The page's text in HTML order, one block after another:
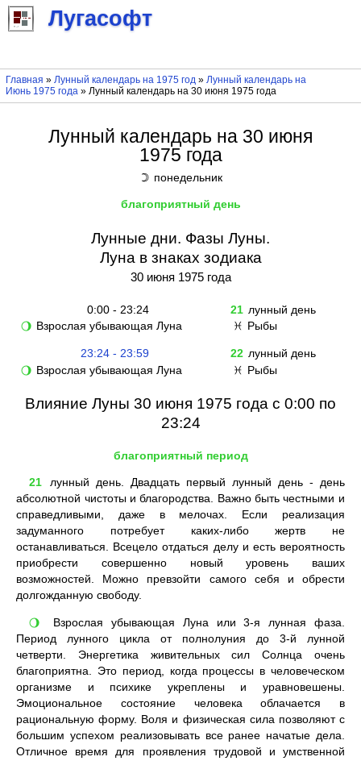
Лугасофт
Главная » Лунный календарь на 1975 год» Лунный календарь на
Июнь 1975 года» Лунный календарь на 30 июня 1975 года
Лунный календарь на 30 июня
1975 года
☽ понедельник
благоприятный день
Лунные дни. Фазы Луны.
Луна в знаках зодиака
30 июня 1975 года
0:00 - 23:24 21 лунный день
🌖 Взрослая убывающая Луна ♓ Рыбы
23:24 - 23:59 22 лунный день
🌖 Взрослая убывающая Луна ♓ Рыбы
Влияние Луны 30 июня 1975 года с 0:00 по
23:24
благоприятный период
21
лунный день. Двадцать первый лунный день - день
абсолютной чистоты и благородства. Важно быть честными и
справедливыми, даже в мелочах. Если реализация
задуманного потребует каких-либо жертв не
останавливаться. Всецело отдаться делу и есть вероятность
приобрести совершенно новый уровень ваших
возможностей. Можно превзойти самого себя и обрести
долгожданную свободу.
🌖
Взрослая убывающая Луна или 3-я лунная фаза.
Период лунного цикла от полнолуния до 3-й лунной
четверти. Энергетика живительных сил Солнца очень
благоприятна. Это период, когда процессы в человеческом
организме и психике укреплены и уравновешены.
Эмоциональное состояние человека облачается в
рациональную форму. Воля и физическая сила позволяют с
большим успехом реализовывать все ранее начатые дела.
Отличное время для проявления трудовой и умственной